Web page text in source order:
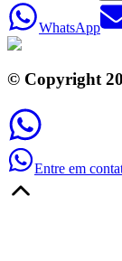
WhatsApp
© Copyright
Entre em